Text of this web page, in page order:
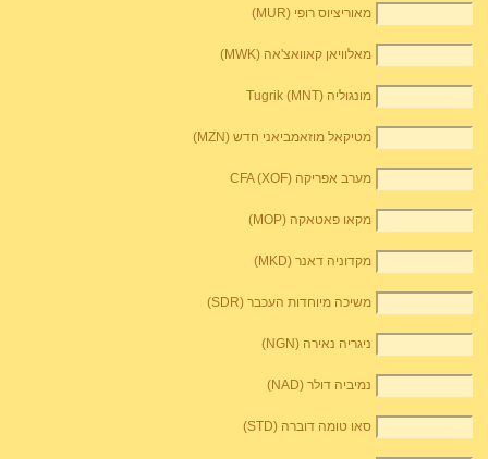
מאוריציוס רופי (MUR)
מאלוויאן קאוואצ'אה (MWK)
מונגוליה Tugrik (MNT)
מטיקאל מוזאמביאני חדש (MZN)
מערב אפריקה CFA (XOF)
מקאו פאטאקה (MOP)
מקדוניה דאנר (MKD)
משיכה מיוחדות העכבר (SDR)
ניגריה נאירה (NGN)
נמיביה דולר (NAD)
סאו טומה דוברה (STD)